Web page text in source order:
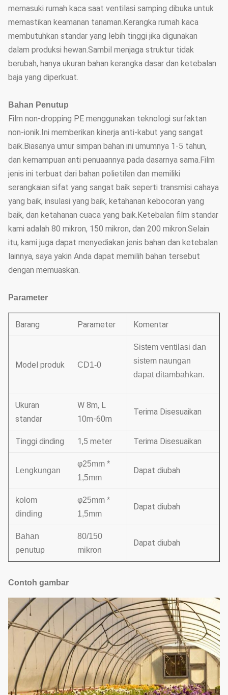
memasuki rumah kaca saat ventilasi samping dibuka untuk
memastikan keamanan tanaman.Kerangka rumah kaca
membutuhkan standar yang lebih tinggi jika digunakan
dalam produksi hewan.Sambil menjaga struktur tidak
berubah, hanya ukuran bahan kerangka dasar dan ketebalan
baja yang diperkuat.
Bahan Penutup
Film non-dropping PE menggunakan teknologi surfaktan
non-ionik.Ini memberikan kinerja anti-kabut yang sangat
baik.Biasanya umur simpan bahan ini umumnya 1-5 tahun,
dan kemampuan anti penuaannya pada dasarnya sama.Film
jenis ini terbuat dari bahan polietilen dan memiliki
serangkaian sifat yang sangat baik seperti transmisi cahaya
yang baik, insulasi yang baik, ketahanan kebocoran yang
baik, dan ketahanan cuaca yang baik.Ketebalan film standar
kami adalah 80 mikron, 150 mikron, dan 200 mikron.Selain
itu, kami juga dapat menyediakan jenis bahan dan ketebalan
lainnya, saya yakin Anda dapat memilih bahan tersebut
dengan memuaskan.
Parameter
Barang Parameter Komentar
Model produk CD1-0
Sistem ventilasi dan
sistem naungan
dapat ditambahkan.
Ukuran
standar
W 8m, L
10m-60m
Terima Disesuaikan
Tinggi dinding 1,5 meter Terima Disesuaikan
Lengkungan
φ25mm *
1,5mm
Dapat diubah
kolom
dinding
φ25mm *
1,5mm
Dapat diubah
Bahan
penutup
80/150
mikron
Dapat diubah
Contoh gambar